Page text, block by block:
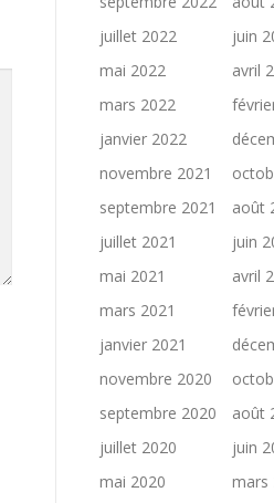
juillet 2022
juin
mai 2022
avril
mars 2022
janvier 2022
novembre 2021
septembre 2021
août
juillet 2021
juin
mai 2021
avril
mars 2021
janvier 2021
novembre 2020
septembre 2020
août
juillet 2020
juin
mai 2020
mars